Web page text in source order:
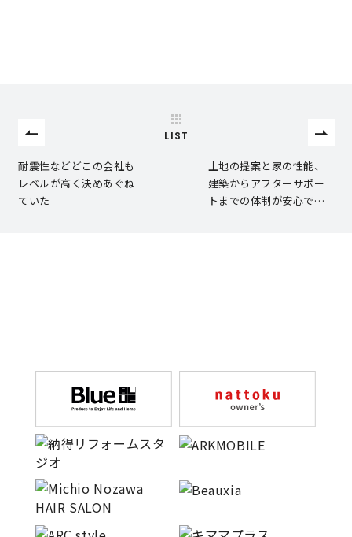
nattoku住宅25周年記念モデル
Glass Arts
Blue Style
施工事例 お客さまの声
お知らせ 土地情報
近日分譲予定情報 会社情報
耐震性などどこの会社も
レベルが高く決めあぐね
ていた
LIST
土地の提案と家の性能、
建築からアフターサポー
トまでの体制が安心で…